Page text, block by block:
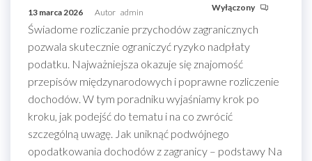
13 marca 2026 Autor admin Wyłączony
Świadome rozliczanie przychodów zagranicznych
pozwala skutecznie ograniczyć ryzyko nadpłaty
podatku. Najważniejsza okazuje się znajomość
przepisów międzynarodowych i poprawne rozliczenie
dochodów. W tym poradniku wyjaśniamy krok po
kroku, jak podejść do tematu i na co zwrócić
szczególną uwagę. Jak uniknąć podwójnego
opodatkowania dochodów z zagranicy – podstawy Na